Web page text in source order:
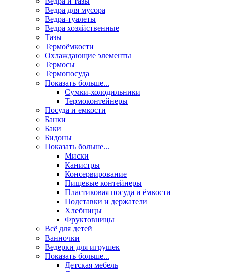
Ведра для мусора
Ведра-туалеты
Ведра хозяйственные
Тазы
Термоёмкости
Охлаждающие элементы
Термосы
Термопосуда
Показать больше...
Сумки-холодильники
Термоконтейнеры
Посуда и емкости
Банки
Баки
Бидоны
Показать больше...
Миски
Канистры
Консервирование
Пищевые контейнеры
Пластиковая посуда и ёмкости
Подставки и держатели
Хлебницы
Фруктовницы
Всё для детей
Ванночки
Ведерки для игрушек
Показать больше...
Детская мебель